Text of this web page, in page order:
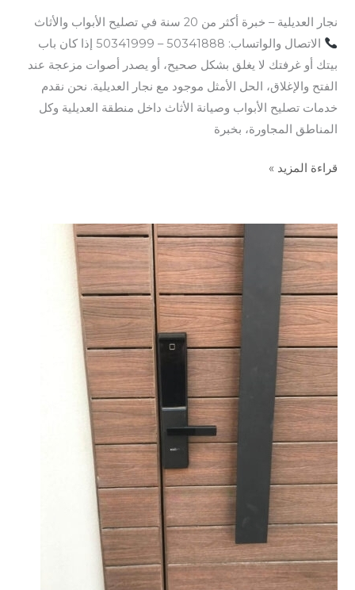
نجار العديلية – خبرة أكثر من 20 سنة في تصليح الأبواب والأثاث
الاتصال والواتساب: 50341888 – 50341999 إذا كان باب
بيتك أو غرفتك لا يغلق بشكل صحيح، أو يصدر أصوات مزعجة عند
الفتح والإغلاق، الحل الأمثل موجود مع نجار العديلية. نحن نقدم
خدمات تصليح الأبواب وصيانة الأثاث داخل منطقة العديلية وكل
المناطق المجاورة، بخبرة
قراءة المزيد »
نجار
الشامية